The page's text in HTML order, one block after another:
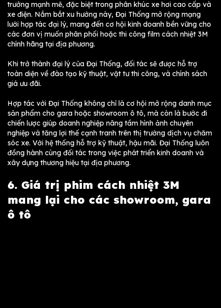
trưởng mạnh mẽ, đặc biệt trong phân khúc xe hơi cao cấp và
xe điện. Nắm bắt xu hướng này, Đại Thống mở rộng mạng
lưới hợp tác đại lý, mang đến cơ hội kinh doanh bền vững cho
các đơn vị muốn phân phối hoặc thi công film cách nhiệt 3M
chính hãng tại địa phương.
Khi trở thành đại lý của Đại Thống, đối tác sẽ được hỗ trợ
toàn diện về đào tạo kỹ thuật, vật tư thi công, và chính sách
giá ưu đãi.
Hợp tác với Đại Thống không chỉ là cơ hội mở rộng danh mục
sản phẩm cho gara hoặc showroom ô tô, mà còn là bước đi
chiến lược giúp doanh nghiệp nâng tầm hình ảnh chuyên
nghiệp và tăng lợi thế cạnh tranh trên thị trường dịch vụ chăm
sóc xe. Với hệ thống hỗ trợ kỹ thuật, hậu mãi. Đại Thống luôn
đồng hành cùng đối tác trong việc phát triển kinh doanh và
xây dựng thương hiệu tại địa phương.
6. Giá trị phim cách nhiệt 3M
mang lại cho các showroom, gara
ô tô